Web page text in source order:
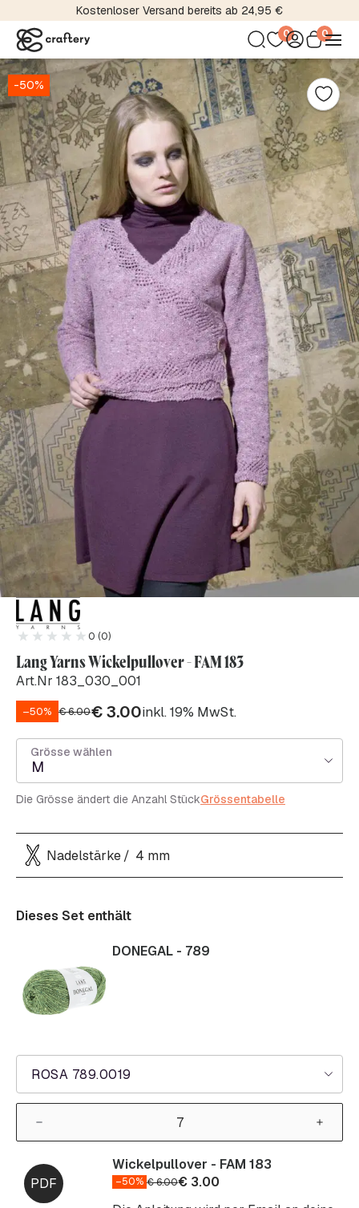
Kostenloser Versand bereits ab 24,95 €
0 0
-50%
0 (0)
Lang Yarns Wickelpullover - FAM 183
Art.Nr 183_030_001
–50% €6.00€3.00inkl. 19% MwSt.
Grösse wählen
M
Die Grösse ändert die Anzahl StückGrössentabelle
Nadelstärke 4 mm
Dieses Set enthält
ROSA 789.0019
DONEGAL - 789
Wickelpullover - FAM 183
–50% €6.00€ 3.00